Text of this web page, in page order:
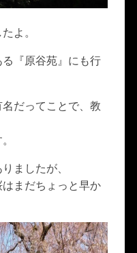
よ。
『原谷苑』にも行
だってことで、教
ましたが、
まだちょっと早か